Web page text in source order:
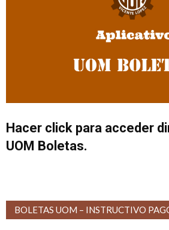
Hacer click para acceder
UOM Boletas.
BOLETAS UOM – INSTRUCTIVO